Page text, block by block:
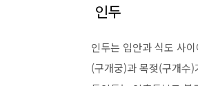
인두
인두는 입안과 식도 사
(구개궁)과 목젖(구개수